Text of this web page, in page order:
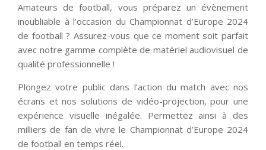
Amateurs de football, vous préparez un évènement
inoubliable à l’occasion du Championnat d’Europe 2024
de football ? Assurez-vous que ce moment soit parfait
avec notre gamme complète de matériel audiovisuel de
qualité professionnelle !
Plongez votre public dans l’action du match avec nos
écrans et nos solutions de vidéo-projection, pour une
expérience visuelle inégalée. Permettez ainsi à des
milliers de fan de vivre le Championnat d’Europe 2024
de football en temps réel.